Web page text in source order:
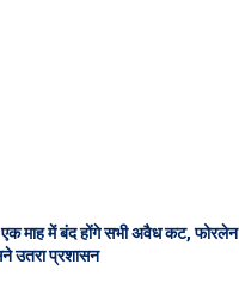
एक माह में बंद होंगे सभी अवैध कट, फोरलेन
उतरा प्रशासन